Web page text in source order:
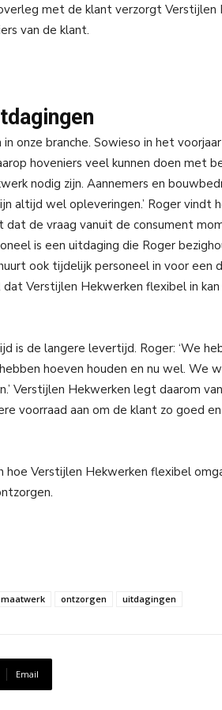
met de klant verzorgt Verstijlen
van de klant.
onze branche. Sowieso in het
hoveniers veel kunnen doen met
nodig zijn. Aannemers en
altijd wel opleveringen.’ Roger vindt
de vraag vanuit de consument
is een uitdaging die Roger
ook tijdelijk personeel in voor een
Verstijlen Hekwerken flexibel in kan
is de langere levertijd. Roger: ‘We
hoeven houden en nu wel. We
Verstijlen Hekwerken legt daarom
voorraad aan om de klant zo goed
hoe Verstijlen Hekwerken flexibel
maatwerk ontzorgen uitdagingen
Email